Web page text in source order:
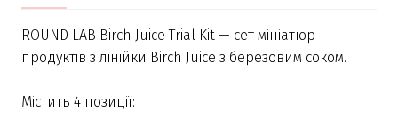
ROUND LAB Birch Juice Trial Kit — сет мініатюр
продуктів з лінійки Birch Juice з березовим соком.
Містить 4 позиції: